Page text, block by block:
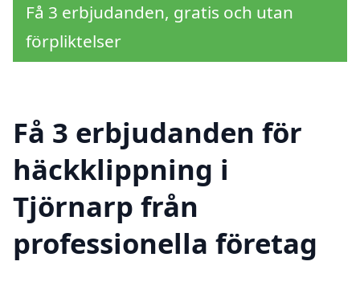
Få 3 erbjudanden, gratis och utan
förpliktelser
Få 3 erbjudanden för
häckklippning i
Tjörnarp från
professionella företag